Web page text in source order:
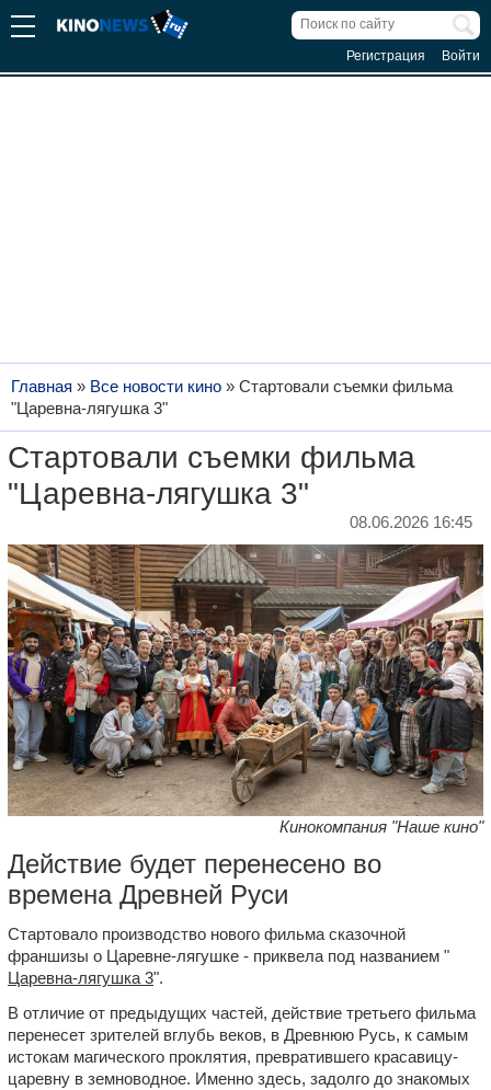
Регистрация Войти
Главная » Все новости кино » Стартовали съемки фильма
"Царевна-лягушка 3"
Стартовали съемки фильма
"Царевна-лягушка 3"
08.06.2026 16:45
Кинокомпания "Наше кино"
Действие будет перенесено во
времена Древней Руси
Стартовало производство нового фильма сказочной
франшизы о Царевне-лягушке - приквела под названием "
Царевна-лягушка 3".
В отличие от предыдущих частей, действие третьего фильма
перенесет зрителей вглубь веков, в Древнюю Русь, к самым
истокам магического проклятия, превратившего красавицу-
царевну в земноводное. Именно здесь, задолго до знакомых